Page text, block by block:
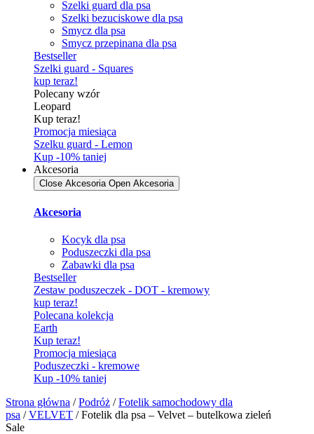
Szelki guard dla psa
Szelki bezuciskowe dla psa
Smycz dla psa
Smycz przepinana dla psa
Bestseller
Szelki guard - Squares
kup teraz!
Polecany wzór
Leopard
Kup teraz!
Promocja miesiąca
Szelku guard - Lemon
Kup -10% taniej
Akcesoria
Close Akcesoria Open Akcesoria
Akcesoria
Kocyk dla psa
Poduszeczki dla psa
Zabawki dla psa
Bestseller
Zestaw poduszeczek - DOT - kremowy
kup teraz!
Polecana kolekcja
Earth
Kup teraz!
Promocja miesiąca
Poduszeczki - kremowe
Kup -10% taniej
Strona główna /Podróż /Fotelik samochodowy dla
psa /VELVET / Fotelik dla psa – Velvet – butelkowa zieleń
Sale